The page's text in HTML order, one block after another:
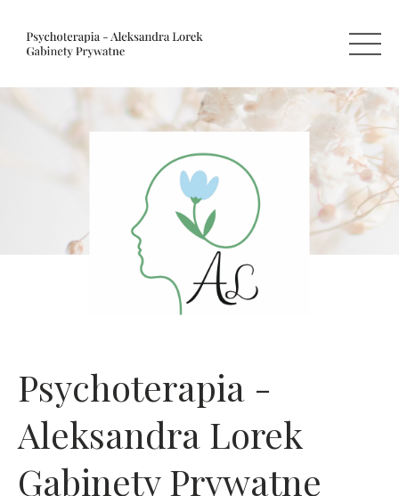
Psychoterapia -
Aleksandra Lorek
Gabinety Prywatne